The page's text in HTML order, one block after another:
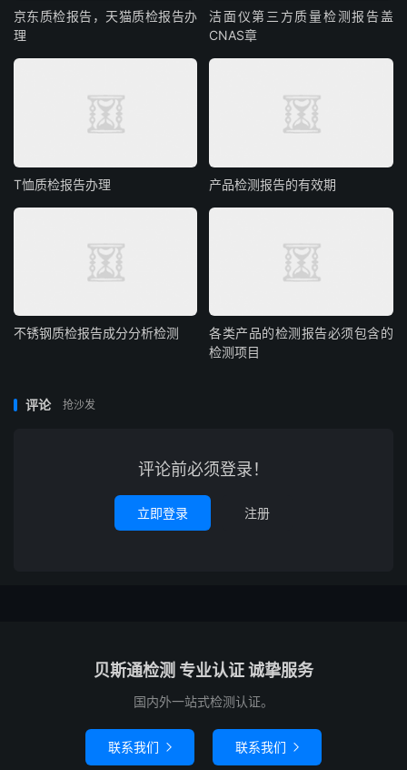
京东质检报告，天猫质检报告办
理
洁面仪第三方质量检测报告盖
CNAS章
T恤质检报告办理 产品检测报告的有效期
不锈钢质检报告成分分析检测
各类产品的检测报告必须包含的
检测项目
评论 抢沙发
评论前必须登录！
立即登录 注册
贝斯通检测 专业认证 诚挚服务
国内外一站式检测认证。
联系我们  联系我们 